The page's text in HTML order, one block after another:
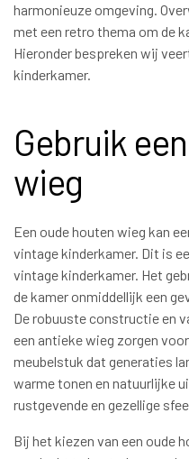
harmonieuze omgeving.
met een retro thema om de
Hieronder bespreken wij
kinderkamer.
Gebruik
wieg
Een oude houten wieg kan
vintage kinderkamer. Dit is
vintage kinderkamer. Het
de kamer onmiddellijk een
De robuuste constructie en
een antieke wieg zorgen
meubelstuk dat generaties
warme tonen en natuurlijke
rustgevende en gezellige
Bij het kiezen van een oude